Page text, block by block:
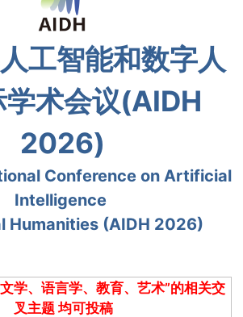
工智能和数字人
学术会议(AIDH
2026)
Conference on Artificial
Intelligence
Humanities (AIDH 2026)
学、语言学、教育、艺术”的相关交
叉主题 均可投稿